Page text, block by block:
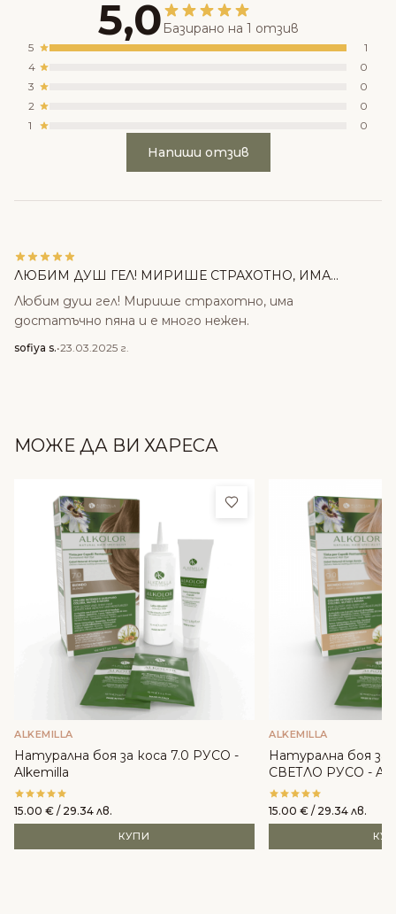
5,0 Базирано на 1 отзив
5
1
4
0
3
0
2
0
1
0
Напиши отзив
ЛЮБИМ ДУШ ГЕЛ! МИРИШЕ СТРАХОТНО, ИМА...
Любим душ гел! Мирише страхотно, има
достатъчно пяна и е много нежен.
sofiya s.•23.03.2025 г.
МОЖЕ ДА ВИ ХАРЕСА
Добави в любими
ALKEMILLA
Натурална боя за коса 7.0 РУСО -
Alkemilla
15.00 € / 29.34 лв.
КУПИ
ALKEMILLA
Натурална боя
СВЕТЛО РУСО -
15.00 € / 29.34 лв.